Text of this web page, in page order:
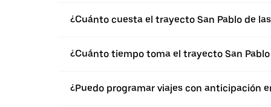
¿Cuánto cuesta el trayecto San Pablo de
¿Cuánto tiempo toma el trayecto San
¿Puedo programar viajes con anticipación